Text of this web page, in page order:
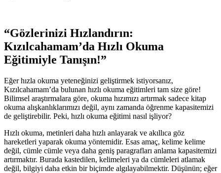
“Gözlerinizi Hızlandırın:
Kızılcahamam’da Hızlı Okuma
Eğitimiyle Tanışın!”
Eğer hızla okuma yeteneğinizi geliştirmek istiyorsanız,
Kızılcahamam’da bulunan hızlı okuma eğitimleri tam size göre!
Bilimsel araştırmalara göre, okuma hızımızı artırmak sadece kitap
okuma alışkanlıklarımızı değil, aynı zamanda öğrenme kapasitemizi
de geliştirebilir. Peki, hızlı okuma eğitimi nasıl işliyor?
Hızlı okuma, metinleri daha hızlı anlayarak ve akıllıca göz
hareketleri yaparak okuma yöntemidir. Esas amaç, kelime kelime
değil, cümle cümle veya daha geniş paragrafları anlama kapasitemizi
artırmaktır. Burada kastedilen, kelimeleri ya da cümleleri atlamak
değil, bilgiyi daha etkin bir biçimde algılayabilmektir. Düşünün; eğer